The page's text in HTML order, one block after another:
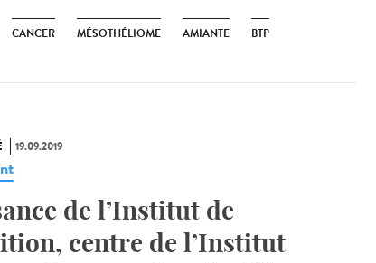
CANCER MÉSOTHÉLIOME AMIANTE BTP
19.09.2019
de l’Institut de
centre de l’Institut